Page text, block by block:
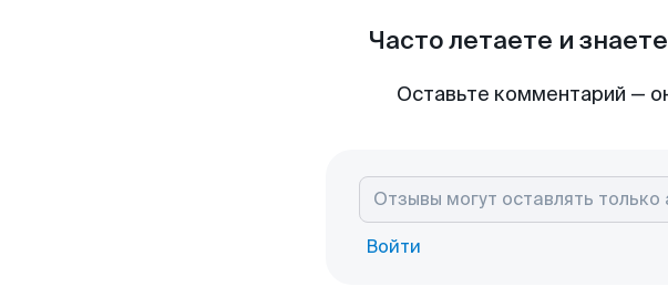
Часто летаете и
Оставьте комментарий —
Войти